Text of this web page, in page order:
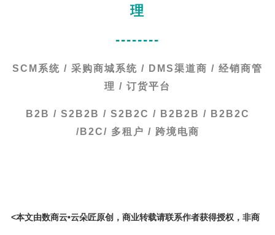
理
--------
SCM系统 / 采购商城系统 / DMS渠道商 / 经销商管
理 / 订货平台
B2B / S2B2B / S2B2C / B2B2B / B2B2C
/B2C/ 多租户 / 跨境电商
<本文由数商云•云朵匠原创，商业转载请联系作者获得授权，非商